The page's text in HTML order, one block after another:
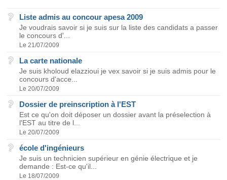
Liste admis au concour apesa 2009
Je voudrais savoir si je suis sur la liste des candidats a passer
le concours d'...
Le 21/07/2009
La carte nationale
Je suis kholoud elazzioui je vex savoir si je suis admis pour le
concours d'acce...
Le 20/07/2009
Dossier de preinscription à l'EST
Est ce qu'on doit déposer un dossier avant la préselection à
l'EST au titre de l...
Le 20/07/2009
école d'ingénieurs
Je suis un technicien supérieur en génie électrique et je
demande : Est-ce qu'il...
Le 18/07/2009